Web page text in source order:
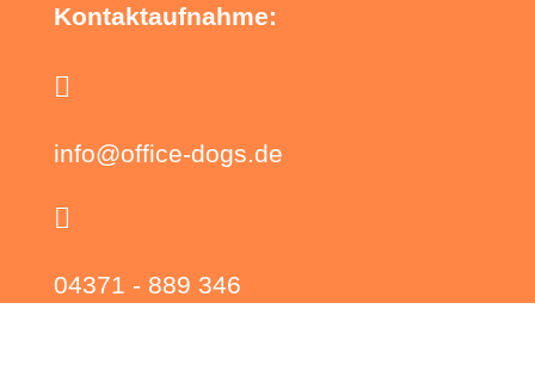
Kontaktaufnahme:

info@office-dogs.de

04371 - 889 346